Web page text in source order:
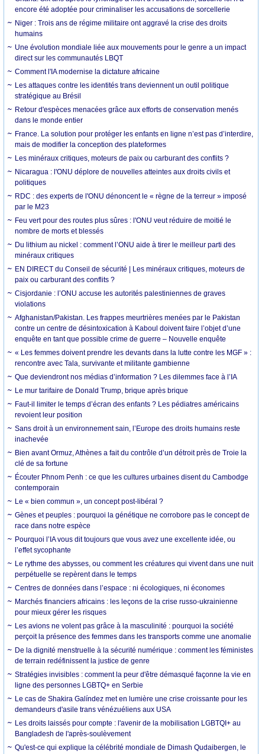
encore été adoptée pour criminaliser les accusations de sorcellerie
Niger : Trois ans de régime militaire ont aggravé la crise des droits
humains
Une évolution mondiale liée aux mouvements pour le genre a un impact
direct sur les communautés LBQT
Comment l'IA modernise la dictature africaine
Les attaques contre les identités trans deviennent un outil politique
stratégique au Brésil
Retour d'espèces menacées grâce aux efforts de conservation menés
dans le monde entier
France. La solution pour protéger les enfants en ligne n’est pas d’interdire,
mais de modifier la conception des plateformes
Les minéraux critiques, moteurs de paix ou carburant des conflits ?
Nicaragua : l'ONU déplore de nouvelles atteintes aux droits civils et
politiques
RDC : des experts de l'ONU dénoncent le « règne de la terreur » imposé
par le M23
Feu vert pour des routes plus sûres : l'ONU veut réduire de moitié le
nombre de morts et blessés
Du lithium au nickel : comment l’ONU aide à tirer le meilleur parti des
minéraux critiques
EN DIRECT du Conseil de sécurité | Les minéraux critiques, moteurs de
paix ou carburant des conflits ?
Cisjordanie : l’ONU accuse les autorités palestiniennes de graves
violations
Afghanistan/Pakistan. Les frappes meurtrières menées par le Pakistan
contre un centre de désintoxication à Kaboul doivent faire l’objet d’une
enquête en tant que possible crime de guerre – Nouvelle enquête
« Les femmes doivent prendre les devants dans la lutte contre les MGF » :
rencontre avec Tala, survivante et militante gambienne
Que deviendront nos médias d’information ? Les dilemmes face à l’IA
Le mur tarifaire de Donald Trump, brique après brique
Faut-il limiter le temps d’écran des enfants ? Les pédiatres américains
revoient leur position
Sans droit à un environnement sain, l’Europe des droits humains reste
inachevée
Bien avant Ormuz, Athènes a fait du contrôle d’un détroit près de Troie la
clé de sa fortune
Écouter Phnom Penh : ce que les cultures urbaines disent du Cambodge
contemporain
Le « bien commun », un concept post-libéral ?
Gènes et peuples : pourquoi la génétique ne corrobore pas le concept de
race dans notre espèce
Pourquoi l’IA vous dit toujours que vous avez une excellente idée, ou
l’effet sycophante
Le rythme des abysses, ou comment les créatures qui vivent dans une nuit
perpétuelle se repèrent dans le temps
Centres de données dans l’espace : ni écologiques, ni économes
Marchés financiers africains : les leçons de la crise russo-ukrainienne
pour mieux gérer les risques
Les avions ne volent pas grâce à la masculinité : pourquoi la société
perçoit la présence des femmes dans les transports comme une anomalie
De la dignité menstruelle à la sécurité numérique : comment les féministes
de terrain redéfinissent la justice de genre
Stratégies invisibles : comment la peur d'être démasqué façonne la vie en
ligne des personnes LGBTQ+ en Serbie
Le cas de Shakira Galíndez met en lumière une crise croissante pour les
demandeurs d'asile trans vénézuéliens aux USA
Les droits laissés pour compte : l'avenir de la mobilisation LGBTQI+ au
Bangladesh de l'après-soulèvement
Qu'est-ce qui explique la célébrité mondiale de Dimash Qudaibergen, le